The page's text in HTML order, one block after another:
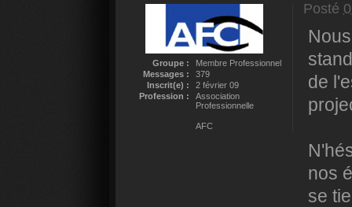
Groupe :
Membre Professionnel
Messages :
379
Inscrit(e) :
2 février 09
Profession :
Association
Professionnelle
AFC
Posté
de
nos
se